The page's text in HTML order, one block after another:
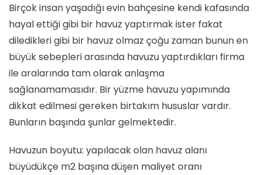
Birçok insan yaşadığı evin bahçesine kendi kafasında
hayal ettiği gibi bir havuz yaptırmak ister fakat
diledikleri gibi bir havuz olmaz çoğu zaman bunun en
büyük sebepleri arasında havuzu yaptırdıkları firma
ile aralarında tam olarak anlaşma
sağlanamamasıdır. Bir yüzme havuzu yapımında
dikkat edilmesi gereken birtakım hususlar vardır.
Bunların başında şunlar gelmektedir.
Havuzun boyutu: yapılacak olan havuz alanı
büyüdükçe m2 başına düşen maliyet oranı